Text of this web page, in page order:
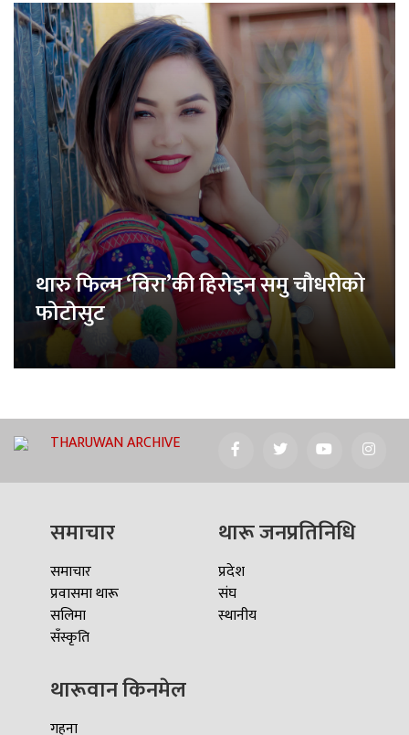
थारु फिल्म ‘विरा’की हिरोइन समु चौधरीको
फोटोसुट
THARUWAN ARCHIVE
समाचार
समाचार
प्रवासमा थारू
सलिमा
सँस्कृति
थारू जनप्रतिनिधि
प्रदेश
संघ
स्थानीय
थारूवान किनमेल
गहना